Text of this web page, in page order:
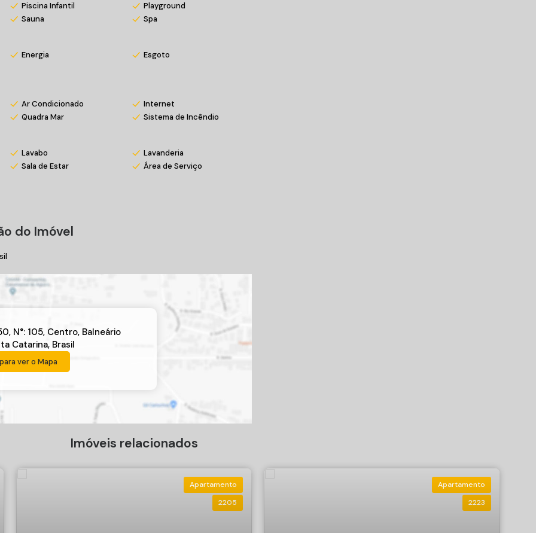
Piscina Infantil
Playground
Sauna Spa
Energia
Esgoto
Ar Condicionado
Internet
Quadra Mar Sistema de Incêndio
Lavabo
Lavanderia
Sala de Estar Área de Serviço
do Imóvel
, N°:105, Centro, Balneário
Catarina, Brasil
ver o Mapa
Imóveis relacionados
Apartamento
2205
Apartamento
2223